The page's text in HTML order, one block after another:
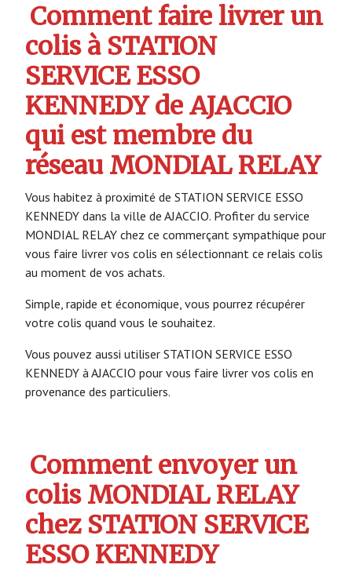
Comment faire livrer un
colis à STATION
SERVICE ESSO
KENNEDY de AJACCIO
qui est membre du
réseau MONDIAL RELAY
Vous habitez à proximité de STATION SERVICE ESSO
KENNEDY dans la ville de AJACCIO. Profiter du service
MONDIAL RELAY chez ce commerçant sympathique pour
vous faire livrer vos colis en sélectionnant ce relais colis
au moment de vos achats.
Simple, rapide et économique, vous pourrez récupérer
votre colis quand vous le souhaitez.
Vous pouvez aussi utiliser STATION SERVICE ESSO
KENNEDY à AJACCIO pour vous faire livrer vos colis en
provenance des particuliers.
Comment envoyer un
colis MONDIAL RELAY
chez STATION SERVICE
ESSO KENNEDY